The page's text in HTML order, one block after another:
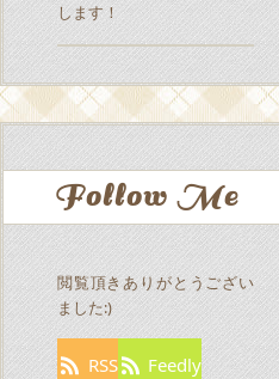
します！
Follow Me
閲覧頂きありがとうござい
ました:)
RSS Feedly